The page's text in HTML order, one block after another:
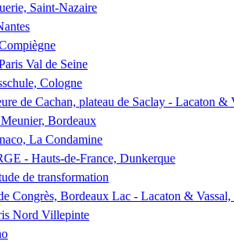
Saint-Nazaire
Val de Seine
Cologne
de Cachan, plateau de Saclay - Lacaton &
Bordeaux
La Condamine
- Hauts-de-France, Dunkerque
de transformation
Congrès, Bordeaux Lac - Lacaton &
Nord Villepinte